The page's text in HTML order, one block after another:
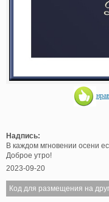
Надпись:
В каждом мгновении осени
Доброе утро!
2023-09-20
Код для размещения на